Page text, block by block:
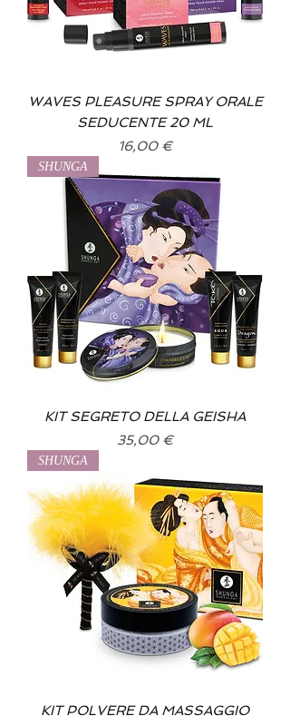
WAVES PLEASURE SPRAY ORALE
SEDUCENTE 20 ML
Prix
16,00 €
SHUNGA
KIT SEGRETO DELLA GEISHA
Prix
35,00 €
SHUNGA
KIT POLVERE DA MASSAGGIO